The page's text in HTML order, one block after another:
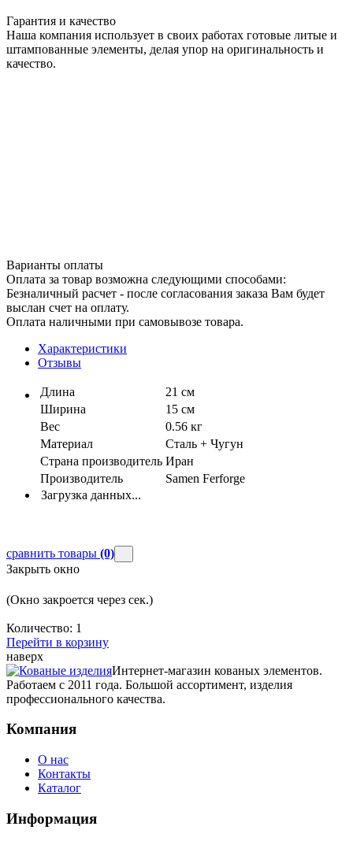
Гарантия и качество
Наша компания использует в своих работах готовые литые и
штампованные элементы, делая упор на оригинальность и
качество.
Варианты оплаты
Оплата за товар возможна следующими способами:
Безналичный расчет - после согласования заказа Вам будет
выслан счет на оплату.
Оплата наличными при самовывозе товара.
Характеристики
Отзывы
Длина
21 см
Ширина
15 см
Вес
0.56 кг
Материал
Сталь + Чугун
Страна производитель Иран
Производитель
Samen Ferforge
Загрузка данных...
сравнить товары (0)
Закрыть окно
(Окно закроется через сек.)
Количество: 1
Перейти в корзину
наверх
Интернет-магазин кованых элементов.
Работаем с 2011 года. Большой ассортимент, изделия
профессионального качества.
Компания
О нас
Контакты
Каталог
Информация